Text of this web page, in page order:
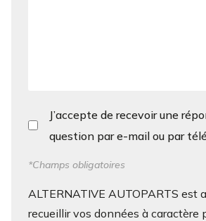
J’accepte de recevoir une
question par e-mail ou par
*Champs obligatoires
ALTERNATIVE AUTOPARTS est
recueillir vos données à caractère